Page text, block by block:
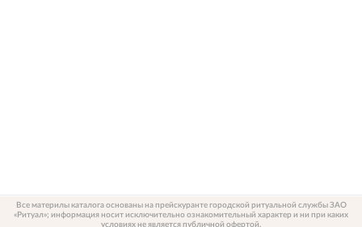
Все материлы каталога основаны на прейскуранте городской ритуальной службы ЗАО
«Ритуал»; информация носит исключительно ознакомительный характер и ни при каких
условиях не является публичной офертой.